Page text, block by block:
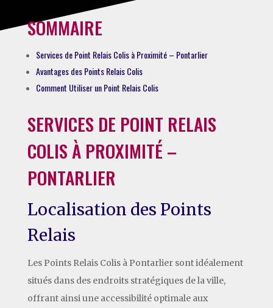
SOMMAIRE
Services de Point Relais Colis à Proximité – Pontarlier
Avantages des Points Relais Colis
Comment Utiliser un Point Relais Colis
SERVICES DE POINT RELAIS
COLIS À PROXIMITÉ –
PONTARLIER
Localisation des Points
Relais
Les Points Relais Colis à Pontarlier sont idéalement
situés dans des endroits stratégiques de la ville,
offrant ainsi une accessibilité optimale aux